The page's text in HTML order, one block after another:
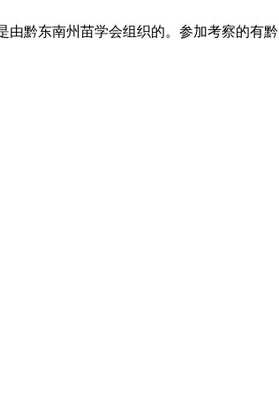
由黔东南州苗学会组织的。参加考察的有黔